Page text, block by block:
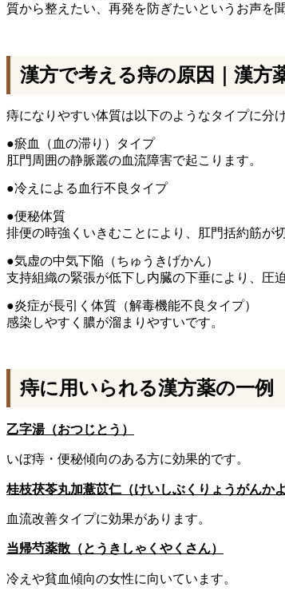
質から整えたい、再発を防ぎたいというお声を聞
漢方で考える痔の原因｜漢方
痔になりやすい体質は以下のようなタイプに分
●瘀血（血の滞り）タイプ
肛門周囲の静脈叢の血流障害で起こります。
●冷えによる血行不良タイプ
●便秘体質
排便の時強くいきむことにより、肛門括約筋が
●気虚の中気下陥（ちゅうきげかん）
支持組織の緊張が低下し内臓の下垂により、圧
●炎症が長引く体質（解毒機能不良タイプ）
感染しやすく膿が溜まりやすいです。
痔に用いられる漢方薬の一例
乙字湯（おつじとう）
いぼ痔・便秘傾向のある方に効果的です。
桂枝茯苓丸加薏苡仁（けいしぶくりょうがんか
血流改善タイプに効果があります。
当帰芍薬散（とうきしゃくやくさん）
冷えや貧血傾向の女性に向いています。